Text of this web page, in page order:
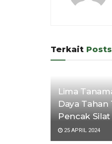
Terkait Posts
Lima
Daya
Pencak
25 APRIL 2024